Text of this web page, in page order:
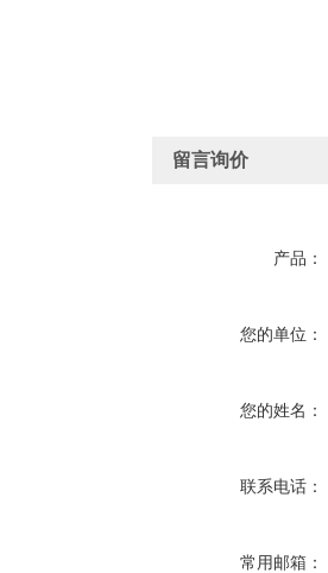
留言询价
产品：
您的单位：
您的姓名：
联系电话：
常用邮箱：